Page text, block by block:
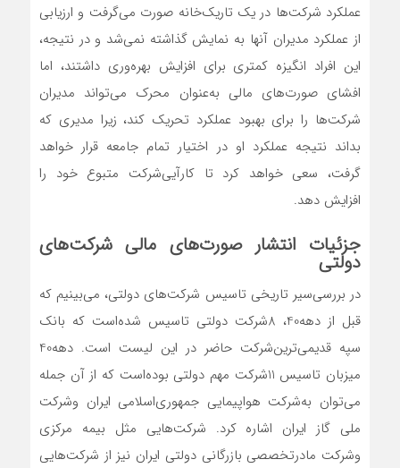
عملکرد شرکت‌ها در یک تاریک‌خانه صورت می‌گرفت و ارزیابی
از عملکرد مدیران آنها به نمایش گذاشته نمی‌‌‌‌‌شد و در نتیجه،
این افراد انگیزه‌‌‌‌‌ کمتری برای افزایش بهره‌‌‌‌‌وری داشتند، اما
افشای صورت‌های مالی به‌عنوان محرک می‌تواند مدیران
شرکت‌ها را برای بهبود عملکرد تحریک کند، زیرا مدیری که
بداند نتیجه عملکرد او در اختیار تمام جامعه قرار خواهد
گرفت، سعی خواهد کرد تا کارآیی‌شرکت متبوع خود را
افزایش دهد.
جزئیات انتشار صورت‌های مالی شرکت‌های
دولتی
در بررسی‌سیر تاریخی تاسیس شرکت‌های دولتی، می‌بینیم که
قبل از دهه‌40، 8‌شرکت دولتی تاسیس شده‌است که بانک
سپه قدیمی‌‌‌‌‌ترین‌شرکت حاضر در این لیست است. دهه‌40
میزبان تاسیس 11شرکت مهم دولتی بوده‌است که از آن جمله
می‌توان به‌شرکت هواپیمایی جمهوری‌اسلامی ایران و‌شرکت
ملی گاز ایران اشاره کرد. شرکت‌هایی مثل بیمه مرکزی
و‌شرکت مادرتخصصی بازرگانی دولتی ایران نیز از شرکت‌هایی